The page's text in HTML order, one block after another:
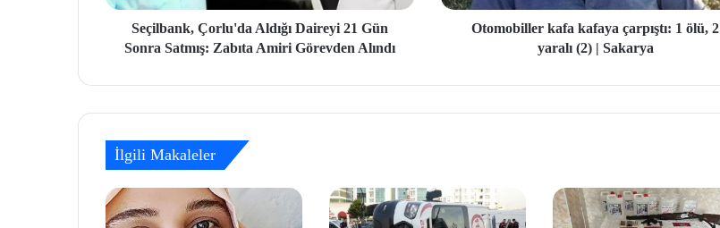
Seçilbank, Çorlu'da Aldığı Daireyi 21 Gün
Sonra Satmış: Zabıta Amiri Görevden Alındı
Otomobiller kafa kafaya çarpıştı: 1 ölü, 2
yaralı (2) | Sakarya
İlgili Makaleler